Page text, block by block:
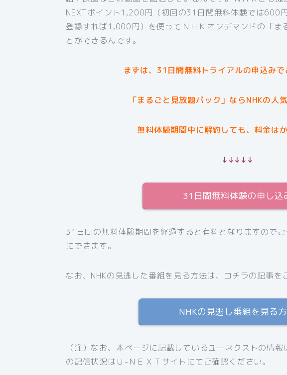
NEXTポイント1,200円（初回の31日間無料体験では600
登録すれば1,000円）を使ってＮＨＫオンデマンドの「ま
とができるんです。
まずは、31日間無料トライアルの申込みで
「まるごと見放題パック」ならNHKの人
無料体験期間中に解約しても、料金は
↓↓↓↓↓
31日間無料体験の申し込
31日間の無料体験期間を経過すると有料となりますので
にできます。
なお、NHKの見逃した番組を見る方法は、コチラの記事を
NHKの見逃し番組を見る
（注）なお、本ページに記載しているユーネクストの情
の配信状況はＵ-ＮＥＸＴサイトにてご確認ください。